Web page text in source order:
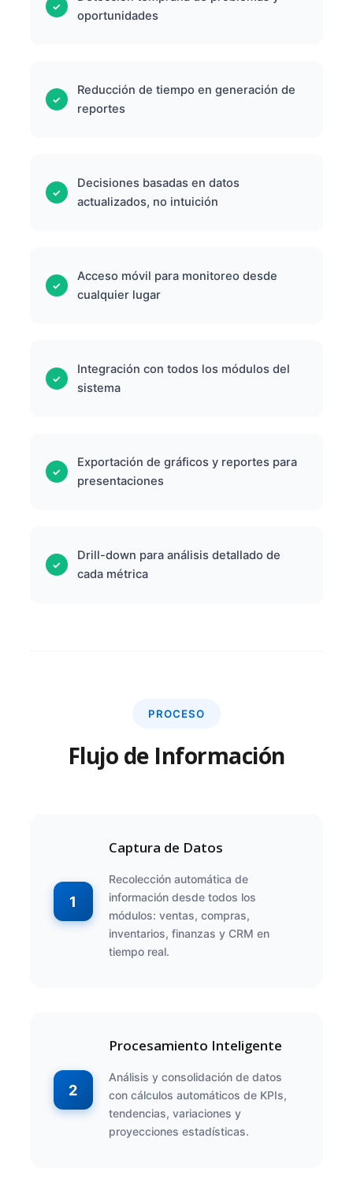
oportunidades
Reducción de tiempo en generación de
reportes
Decisiones basadas en datos
actualizados, no intuición
Acceso móvil para monitoreo desde
cualquier lugar
Integración con todos los módulos del
sistema
Exportación de gráficos y reportes para
presentaciones
Drill-down para análisis detallado de
cada métrica
PROCESO
Flujo de Información
1
Captura de Datos
Recolección automática de
información desde todos los
módulos: ventas, compras,
inventarios, finanzas y CRM en
tiempo real.
2
Procesamiento Inteligente
Análisis y consolidación de datos
con cálculos automáticos de KPIs,
tendencias, variaciones y
proyecciones estadísticas.